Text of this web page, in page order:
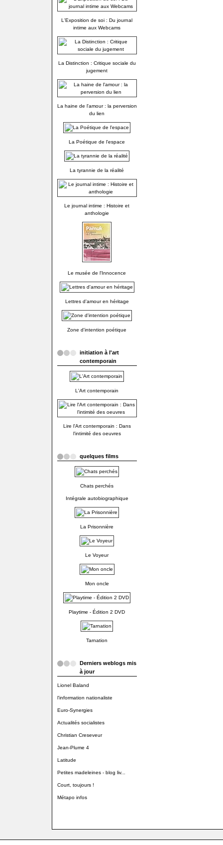
L'Exposition de soi : Du journal
intime aux Webcams
La Distinction : Critique sociale du
jugement
La haine de l'amour : la perversion
du lien
La Poétique de l'espace
La tyrannie de la réalité
Le journal intime : Histoire et
anthologie
Le musée de l'Innocence
Lettres d'amour en héritage
Zone d'intention poétique
initiation à l'art
contemporain
L'Art contemporain
Lire l'Art contemporain : Dans
l'intimité des oeuvres
quelques films
Chats perchés
Intégrale autobiographique
La Prisonnière
Le Voyeur
Mon oncle
Playtime - Édition 2 DVD
Tarnation
Derniers weblogs mis
à jour
Lionel Baland
l'information nationaliste
Euro-Synergies
Actualités socialistes
Christian Creseveur
Jean-Plume 4
Latitude
Petites madeleines - blog liv...
Court, toujours !
Métapo infos